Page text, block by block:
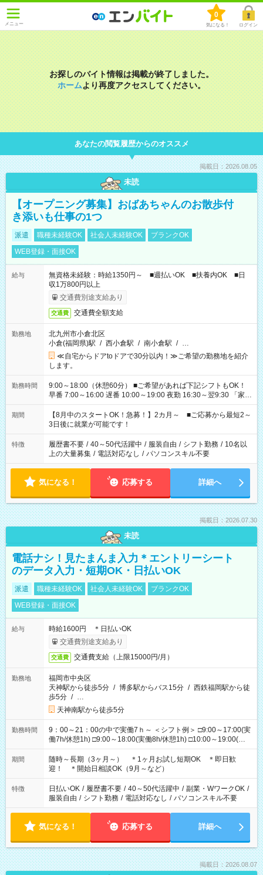
メニュー
0
気になる！ ログイン
お探しのバイト情報は掲載が終了しました。
ホームより再度アクセスしてください。
あなたの閲覧履歴からのオススメ
掲載日：2026.08.05
未読
【オープニング募集】おばあちゃんのお散歩付
き添いも仕事の1つ
派遣 職種未経験OK 社会人未経験OK
ブランクOK
WEB登録・面接OK
給与
無資格未経験：時給1350円～ ■週払いOK ■扶養内OK ■日
収1万800円以上
交通費別途支給あり
交通費 交通費全額支給
勤務地
北九州市小倉北区
小倉(福岡県)駅 / 西小倉駅 / 南小倉駅 / …
≪自宅からドアtoドアで30分以内！≫ご希望の勤務地を紹介
します。
勤務時間
9:00～18:00（休憩60分） ■ご希望があれば下記シフトもOK！
早番 7:00～16:00 遅番 10:00～19:00 夜勤 16:30～翌9:30 「家族
と休みを合わせたい」 「余裕を持って夕飯の準備がしたい」
「できれば残業はしたくない」 など、ご希望を教えてください
ね。 ※Wワーク希望の方へ 今ご覧のお仕事で希望する勤務時間
と、もう1つのお仕事の勤務時間。 合計で週40時間を超える場
合は応募できません。
期間
【8月中のスタートOK！急募！】2カ月～ ■ご応募から最短2～
3日後に就業が可能です！
特徴 履歴書不要 / 40～50代活躍中 / 服装自由 / シフト勤務 / 10名以
上の大量募集 / 電話対応なし / パソコンスキル不要
気になる！ 応募する 詳細へ
掲載日：2026.07.30
未読
電話ナシ！見たまんま入力＊エントリーシート
のデータ入力・短期OK・日払いOK
派遣 職種未経験OK 社会人未経験OK
ブランクOK
WEB登録・面接OK
給与
時給1600円 ＊日払いOK
交通費別途支給あり
交通費 交通費支給（上限15000円/月）
勤務地
福岡市中央区
天神駅から徒歩5分 / 博多駅からバス15分 / 西鉄福岡駅から徒
歩5分 / …
天神南駅から徒歩5分
勤務時間
9：00～21：00の中で実働7ｈ～ ＜シフト例＞ □9:00～17:00(実
働7h/休憩1h) □9:00～18:00(実働8h/休憩1h) □10:00～19:00(実
働8h/休憩1h) □11:00～20:00(実働8h/休憩1h) □12:00～20:00(実
働7h/休憩1h) □12:00～21:00(実働7h/休憩1h) ＊固定OK ＊選べ
る時間帯！
期間
随時～長期（3ヶ月～） ＊1ヶ月お試し短期OK ＊即日歓
迎！ ＊開始日相談OK（9月～など）
特徴 日払いOK / 履歴書不要 / 40～50代活躍中 / 副業・WワークOK /
服装自由 / シフト勤務 / 電話対応なし / パソコンスキル不要
気になる！ 応募する 詳細へ
掲載日：2026.08.07